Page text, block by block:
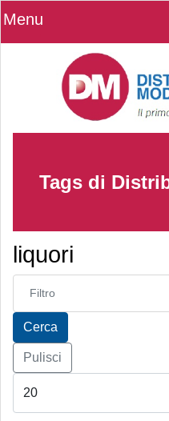
Menu
Tags di
liquori
Inserisci parte del titolo
Cerca
Pulisci